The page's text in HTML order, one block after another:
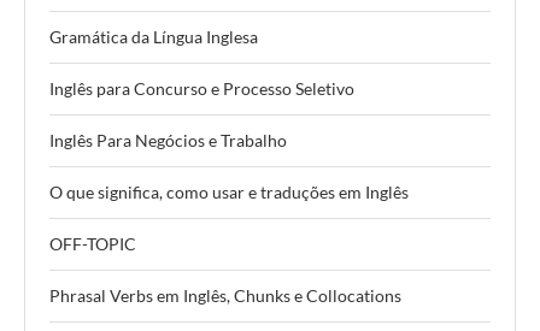
Gramática da Língua Inglesa
Inglês para Concurso e Processo Seletivo
Inglês Para Negócios e Trabalho
O que significa, como usar e traduções em Inglês
OFF-TOPIC
Phrasal Verbs em Inglês, Chunks e Collocations